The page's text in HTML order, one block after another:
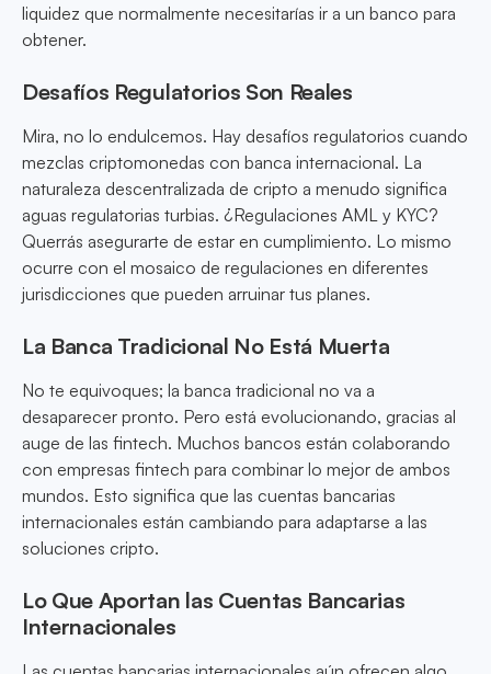
liquidez que normalmente necesitarías ir a un banco para
obtener.
Desafíos Regulatorios Son Reales
Mira, no lo endulcemos. Hay desafíos regulatorios cuando
mezclas criptomonedas con banca internacional. La
naturaleza descentralizada de cripto a menudo significa
aguas regulatorias turbias. ¿Regulaciones AML y KYC?
Querrás asegurarte de estar en cumplimiento. Lo mismo
ocurre con el mosaico de regulaciones en diferentes
jurisdicciones que pueden arruinar tus planes.
La Banca Tradicional No Está Muerta
No te equivoques; la banca tradicional no va a
desaparecer pronto. Pero está evolucionando, gracias al
auge de las fintech. Muchos bancos están colaborando
con empresas fintech para combinar lo mejor de ambos
mundos. Esto significa que las cuentas bancarias
internacionales están cambiando para adaptarse a las
soluciones cripto.
Lo Que Aportan las Cuentas Bancarias
Internacionales